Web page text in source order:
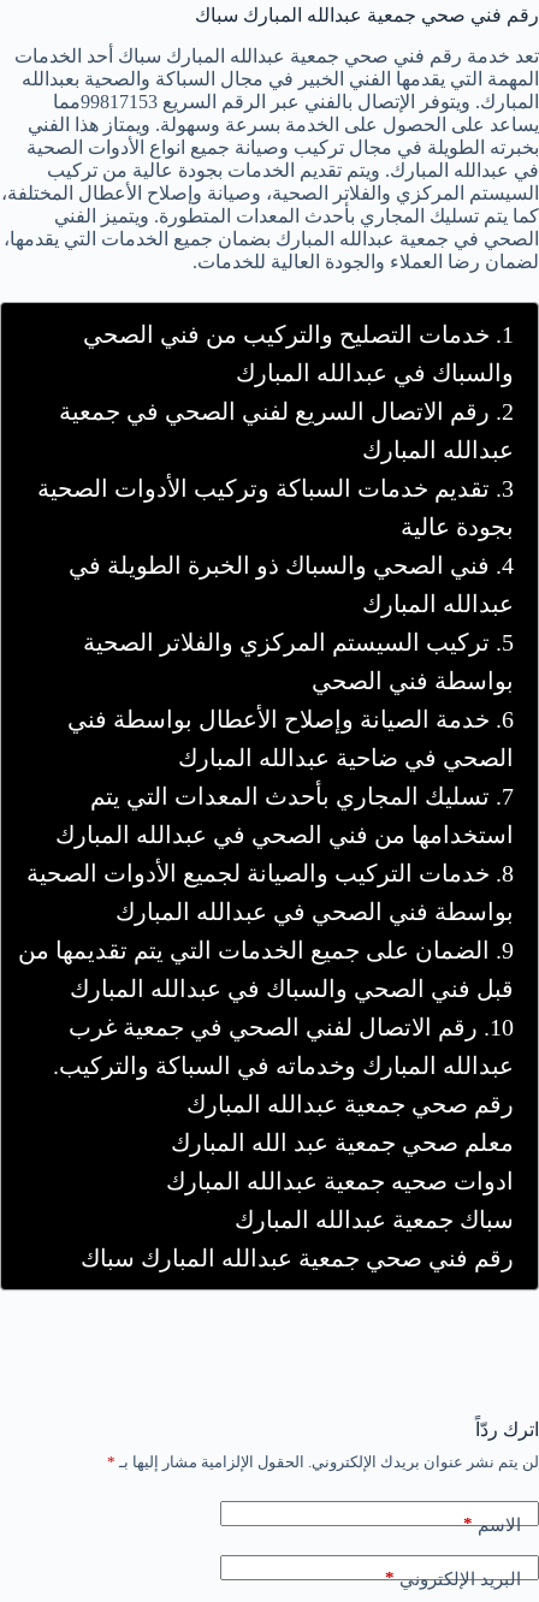
رقم فني صحي جمعية عبدالله المبارك سباك
تعد خدمة رقم فني صحي جمعية عبدالله المبارك سباك أحد الخدمات
المهمة التي يقدمها الفني الخبير في مجال السباكة والصحية بعبدالله
المبارك. ويتوفر الإتصال بالفني عبر الرقم السريع 99817153مما
يساعد على الحصول على الخدمة بسرعة وسهولة. ويمتاز هذا الفني
بخبرته الطويلة في مجال تركيب وصيانة جميع انواع الأدوات الصحية
في عبدالله المبارك. ويتم تقديم الخدمات بجودة عالية من تركيب
السيستم المركزي والفلاتر الصحية، وصيانة وإصلاح الأعطال المختلفة،
كما يتم تسليك المجاري بأحدث المعدات المتطورة. ويتميز الفني
الصحي في جمعية عبدالله المبارك بضمان جميع الخدمات التي يقدمها،
لضمان رضا العملاء والجودة العالية للخدمات.
1. خدمات التصليح والتركيب من فني الصحي
والسباك في عبدالله المبارك
2. رقم الاتصال السريع لفني الصحي في جمعية
عبدالله المبارك
3. تقديم خدمات السباكة وتركيب الأدوات الصحية
بجودة عالية
4. فني الصحي والسباك ذو الخبرة الطويلة في
عبدالله المبارك
5. تركيب السيستم المركزي والفلاتر الصحية
بواسطة فني الصحي
6. خدمة الصيانة وإصلاح الأعطال بواسطة فني
الصحي في ضاحية عبدالله المبارك
7. تسليك المجاري بأحدث المعدات التي يتم
استخدامها من فني الصحي في عبدالله المبارك
8. خدمات التركيب والصيانة لجميع الأدوات الصحية
بواسطة فني الصحي في عبدالله المبارك
9. الضمان على جميع الخدمات التي يتم تقديمها من
قبل فني الصحي والسباك في عبدالله المبارك
10. رقم الاتصال لفني الصحي في جمعية غرب
عبدالله المبارك وخدماته في السباكة والتركيب.
رقم صحي جمعية عبدالله المبارك
معلم صحي جمعية عبد الله المبارك
ادوات صحيه جمعية عبدالله المبارك
سباك جمعية عبدالله المبارك
رقم فني صحي جمعية عبدالله المبارك سباك
اترك ردّاً
لن يتم نشر عنوان بريدك الإلكتروني. الحقول الإلزامية مشار إليها بـ *
الاسم*
البريد الإلكتروني*